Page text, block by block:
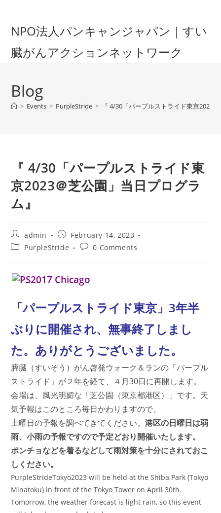
contentNPO法人パンキャンジャパン｜すい
臓がんアクションネットワーク
Blog
> Events > PurpleStride > 『 4/30「パープルストライド東京2023
『 4/30「パープルストライド東
京2023＠芝公園」当日プログラ
ム』
Post
author:
admin
Post
published:
February 14, 2023
PostPurpleStride
Post0 Comments
「パープルストライド東京」3年半
ぶりに開催され、無事終了しまし
た。ありがとうございました。
膵臓（すいぞう）がん啓発ウォーク＆ランの「パープル
ストライド」が２年を経て、４月30日に再開します。
会場は、風光明媚な「芝公園（東京都港区）」です。天
気予報はこのところ毎日かわりますので、
土曜日の予報を調べてきてください。港区の日曜日は弱
雨、小雨の予報ですので予定どおり開催いたします。
ポンチョなどを着るなどして雨対策を十分にされておこ
しください。
PurpleStrideTokyo2023 will be held at the Shiba Park (Tokyo
Minatoku) in front of the Tokyo Tower on April 30th.
Tomorrow, the weather forecast is light rain, so this event